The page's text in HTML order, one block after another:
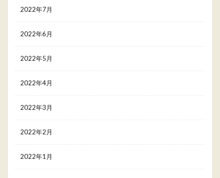
2022年7月
2022年6月
2022年5月
2022年4月
2022年3月
2022年2月
2022年1月